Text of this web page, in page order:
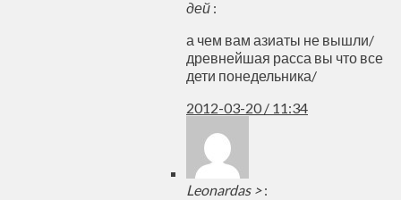
дей :
а чем вам азиаты не вышли/
древнейшая расса вы что все
дети понедельника/
2012-03-20 / 11:34
Leonardas > :